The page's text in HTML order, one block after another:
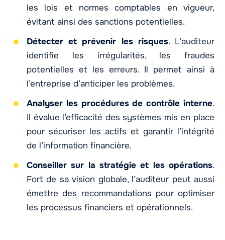
les lois et normes comptables en vigueur,
évitant ainsi des sanctions potentielles.
Détecter et prévenir les risques. L’auditeur
identifie les irrégularités, les fraudes
potentielles et les erreurs. Il permet ainsi à
l’entreprise d’anticiper les problèmes.
Analyser les procédures de contrôle interne.
Il évalue l’efficacité des systèmes mis en place
pour sécuriser les actifs et garantir l’intégrité
de l’information financière.
Conseiller sur la stratégie et les opérations.
Fort de sa vision globale, l’auditeur peut aussi
émettre des recommandations pour optimiser
les processus financiers et opérationnels.